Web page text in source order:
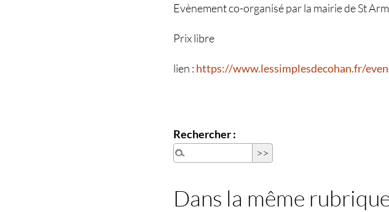
Evènement co-organisé par la mairie de St
Prix libre
lien : https://www.lessimplesdecohan.fr/
Rechercher :
Dans la même